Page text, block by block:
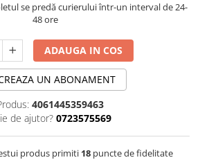
se predă curierului într-un interval de 24-
48 ore
ADAUGA IN COS
UN ABONAMENT
4061445359463
de ajutor? 0723575569
produs primiti 18puncte de fidelitate